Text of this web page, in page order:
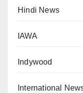
Hindi News
IAWA
Indywood
International